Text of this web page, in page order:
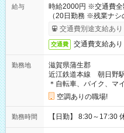
給与
時給2000円 ※交通費全
（20日勤務 ※残業ナシ
交通費別途支給あり
交通費 交通費支給あり
勤務地
滋賀県蒲生郡
近江鉄道本線 朝日野
＊自転車、バイク、マ
空調ありの職場!
勤務時間 【日勤】 8:30～17:30